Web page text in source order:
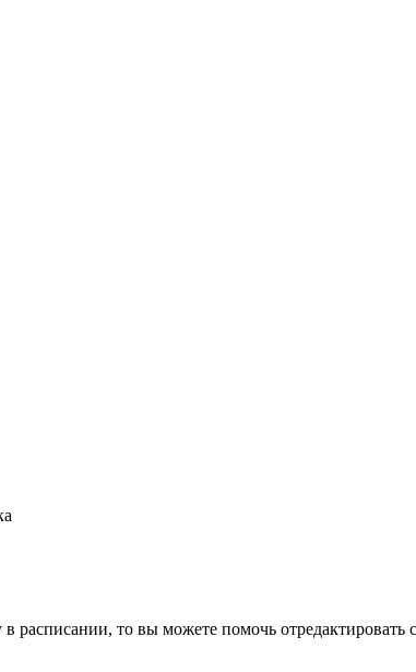
расписании, то вы можете помочь отредактировать